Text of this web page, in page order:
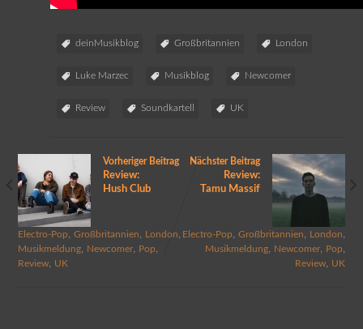
deinMusikblog Großbritannien London
Luke Marzec Musikblog Newcomer
Review Soundkartell UK
Vorheriger Beitrag
Review:
Hush Club
Electro-Pop Großbritannien London
Musikmeldung, Newcomer, Pop
Review, UK
Nächster Beitrag
Review:
Tamu Massif
Electro-Pop ,Großbritannien London
Musikmeldung Newcomer Pop
Review UK